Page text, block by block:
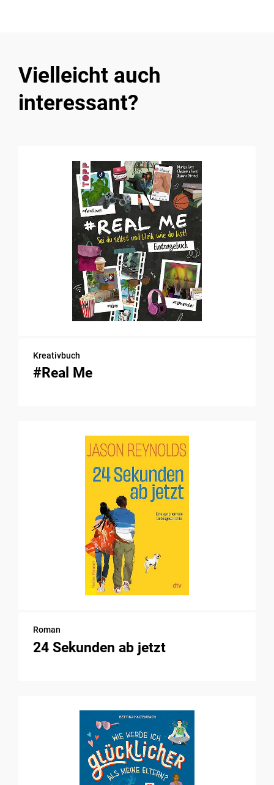
Vielleicht auch
interessant?
Kreativbuch
#Real Me
Roman
24 Sekunden ab jetzt